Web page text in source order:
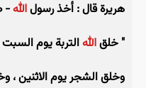
هريرة قال : أخذ رسولالله-
" خلقاللهالتربة يوم
وخلق الشجر يوم الاثنين ،